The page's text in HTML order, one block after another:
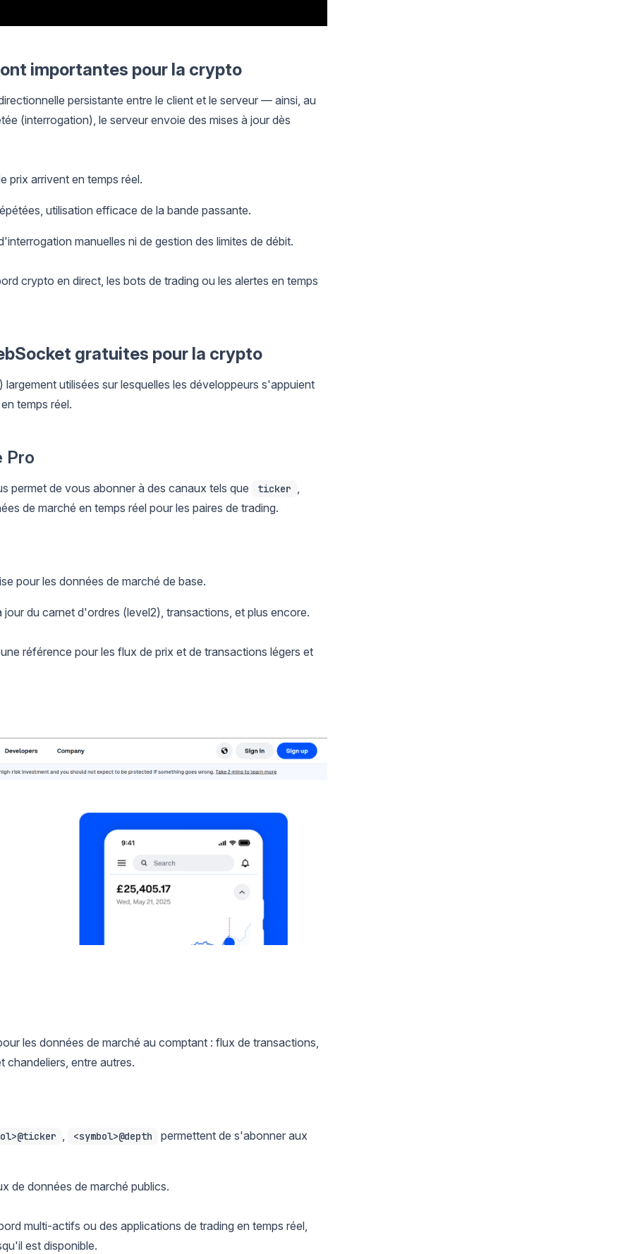
importantes pour la crypto
persistante entre le client et le serveur — ainsi, au
(interrogation), le serveur envoie des mises à jour dès
prix arrivent en temps réel.
utilisation efficace de la bande passante.
manuelles ni de gestion des limites de débit.
crypto en direct, les bots de trading ou les alertes en temps
gratuites pour la crypto
utilisées sur lesquelles les développeurs s'appuient
temps réel.
Pro
permet de vous abonner à des canaux tels que ticker
de marché en temps réel pour les paires de trading.
pour les données de marché de base.
du carnet d'ordres (level2), transactions, et plus encore.
référence pour les flux de prix et de transactions légers et
les données de marché au comptant : flux de transactions,
entre autres.
<symbol>@depth
permettent de s'abonner aux
de données de marché publics.
multi-actifs ou des applications de trading en temps réel,
est disponible.